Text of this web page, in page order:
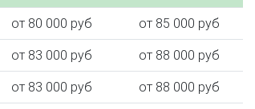
от 80 000 руб от 85 000 руб
от 83 000 руб от 88 000 руб
от 83 000 руб от 88 000 руб